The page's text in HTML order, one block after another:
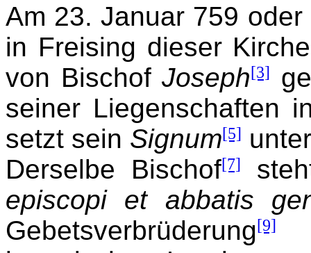
Am 23. Januar 759 oder
in Freising dieser
von BischofJoseph[3]
seiner Liegenschaften
setzt sein Signum[5]
Derselbe Bischof[7]
episcopi et abbatis
Gebetsverbrüderung[9]